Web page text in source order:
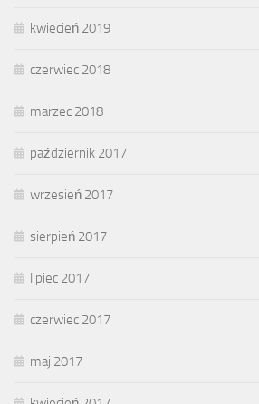
kwiecień 2019
czerwiec 2018
marzec 2018
październik 2017
wrzesień 2017
sierpień 2017
lipiec 2017
czerwiec 2017
maj 2017